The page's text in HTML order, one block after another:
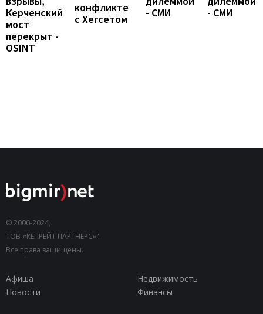
Керченский
мост
перекрыт -
OSINT
конфликте
с Хегсетом
- СМИ
- СМИ
© 2000-2024,
ТОВ «КЕПРЕЙТ ПАРТНЕРС»".
Все права защищены.
Афиша
Недвижимость
Новости
Финансы